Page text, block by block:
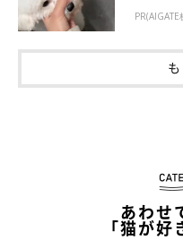
いろんなところに落ち
あわせ
「猫が